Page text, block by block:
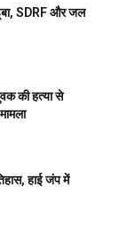
SDRF और जल
की हत्या से
हाई जंप में